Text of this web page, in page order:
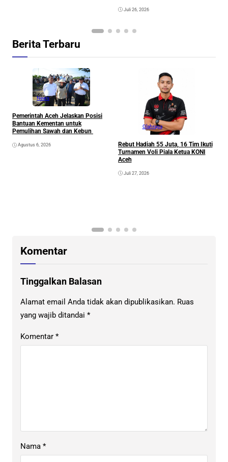
Juli 26, 2026
Berita Terbaru
News
Pemerintah Aceh Jelaskan Posisi
Bantuan Kementan untuk
Pemulihan Sawah dan Kebun
Agustus 6, 2026
Olahraga
Rebut Hadiah 55 Juta, 16 Tim Ikuti
Turnamen Voli Piala Ketua KONI
Aceh
Juli 27, 2026
Komentar
Tinggalkan Balasan
Alamat email Anda tidak akan dipublikasikan. Ruas
yang wajib ditandai *
Komentar *
Nama *